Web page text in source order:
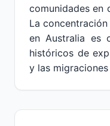
comunidades en
La
en Australia es
históricos de
y las